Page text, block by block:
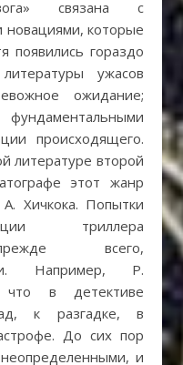
связана с
которые
появились гораздо
ужасов
ожидание;
происходящего.
литературе второй
этот жанр
Хичкока. Попытки
триллера
всего,
Например, Р.
что в детективе
к разгадке, в
До сих пор
и